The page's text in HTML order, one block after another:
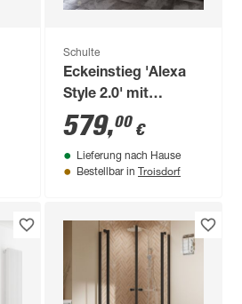
Schulte
Eckeinstieg 'Alexa
Style 2.0' mit
Drehtüren
mattschwarz 80 x 80
x 192 cm, 4-teilig
579,00 €
Lieferung nach Hause
Bestellbar in Troisdorf